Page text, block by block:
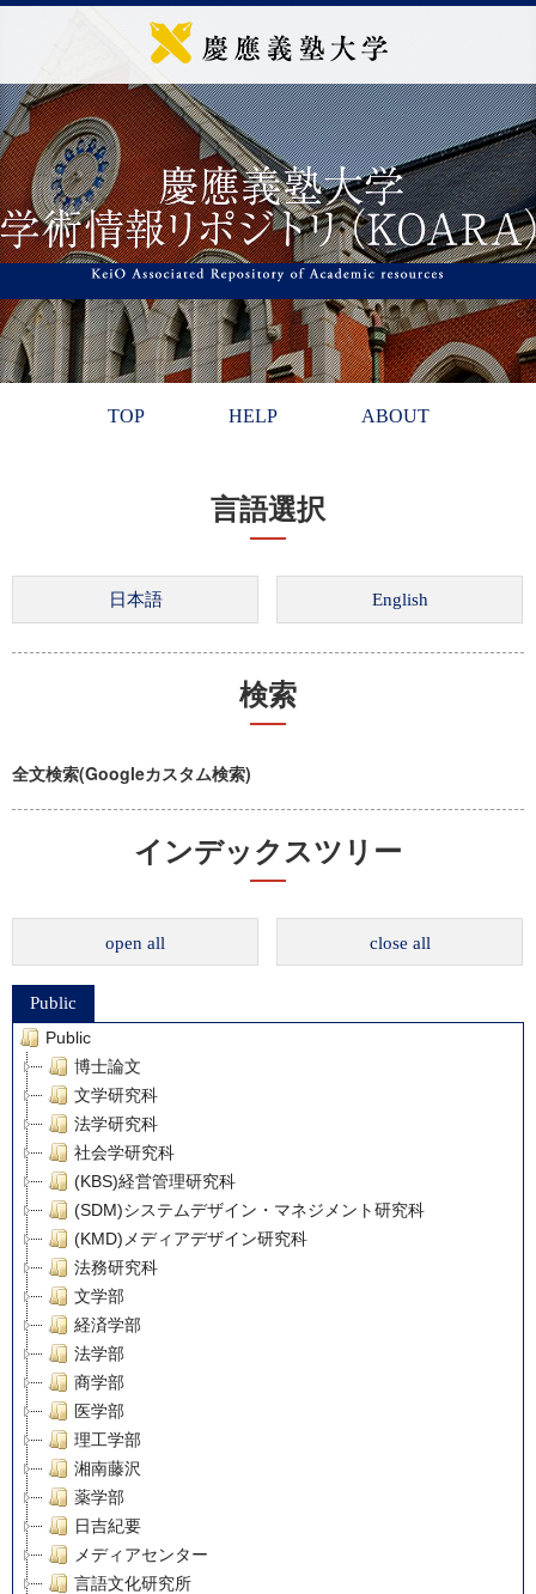
TOP HELP ABOUT
言語選択
検索
全文検索(Googleカスタム検索)
インデックスツリー
open all close all
Public
Public
博士論文
文学研究科
法学研究科
社会学研究科
(KBS)経営管理研究科
(SDM)システムデザイン・マネジメント研究科
(KMD)メディアデザイン研究科
法務研究科
文学部
経済学部
法学部
商学部
医学部
理工学部
湘南藤沢
薬学部
日吉紀要
メディアセンター
言語文化研究所